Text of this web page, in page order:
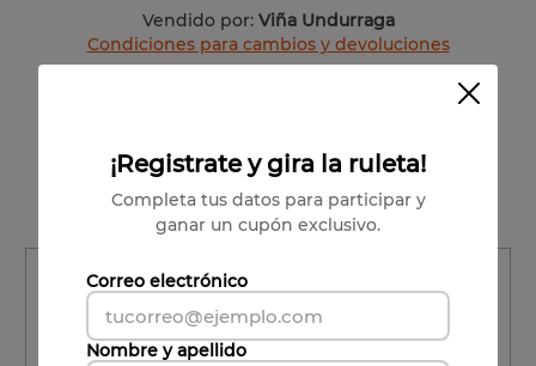
Vendido por: Viña Undurraga
Condiciones para cambios y devoluciones
Carlos Concha
85% Moscatel 15% Variedades Blancas
Región
Región
¡Registrate y gira la ruleta!
Completa tus datos para participar y
ganar un cupón exclusivo.
Correo electrónico
Nombre y apellido